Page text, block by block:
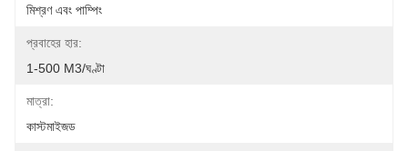
মিশ্রণ এবং পাম্পিং
প্রবাহের হার:
1-500 M3/ঘণ্টা
মাত্রা:
কাস্টমাইজড